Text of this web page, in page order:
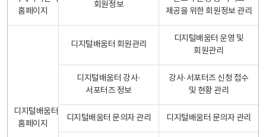
홈페이지
회원정보
제공을 위한 회원정보 관리
디지털배움터
홈페이지
디지털배움터 회원관리
디지털배움터 운영 및
회원관리
디지털배움터 강사·
서포터즈 정보
강사·서포터즈 신청 접수
및 현황 관리
디지털배움터 문의자 관리 디지털배움터 문의자 관리